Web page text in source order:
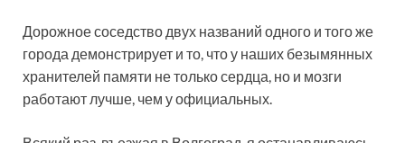
Дорожное соседство двух названий одного и того же
города демонстрирует и то, что у наших безымянных
хранителей памяти не только сердца, но и мозги
работают лучше, чем у официальных.